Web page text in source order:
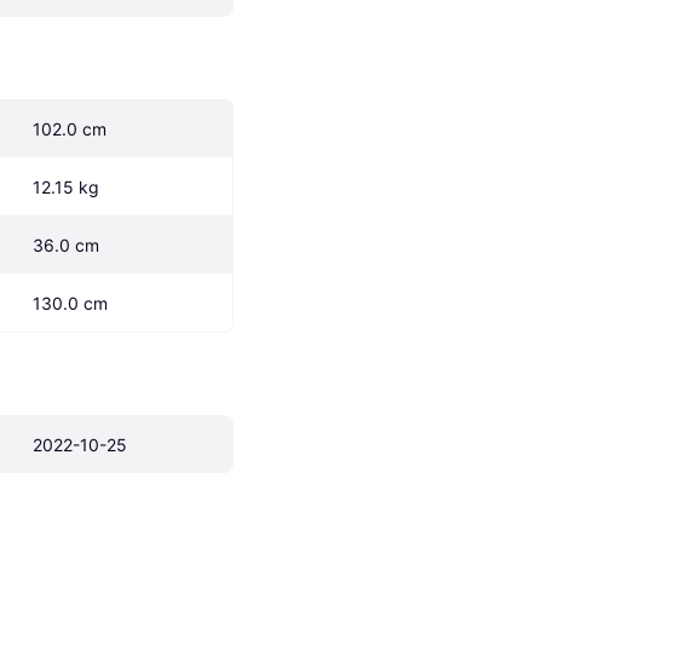
102.0 cm
12.15 kg
36.0 cm
130.0 cm
2022-10-25